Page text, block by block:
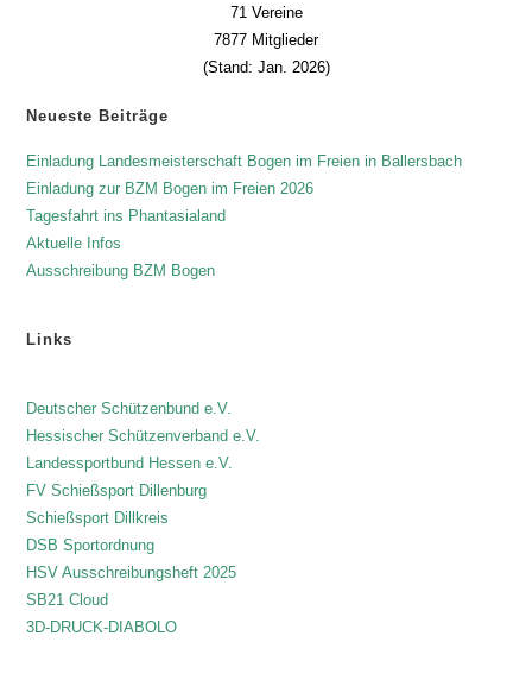
71 Vereine
7877 Mitglieder
(Stand: Jan. 2026)
Neueste Beiträge
Einladung Landesmeisterschaft Bogen im Freien in Ballersbach
Einladung zur BZM Bogen im Freien 2026
Tagesfahrt ins Phantasialand
Aktuelle Infos
Ausschreibung BZM Bogen
Links
Deutscher Schützenbund e.V.
Hessischer Schützenverband e.V.
Landessportbund Hessen e.V.
FV Schießsport Dillenburg
Schießsport Dillkreis
DSB Sportordnung
HSV Ausschreibungsheft 2025
SB21 Cloud
3D-DRUCK-DIABOLO